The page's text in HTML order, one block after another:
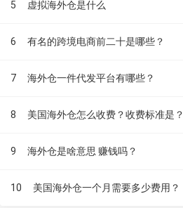
5 虚拟海外仓是什么
6 有名的跨境电商前二十是哪些？
7 海外仓一件代发平台有哪些？
8 美国海外仓怎么收费？收费标准是？
9 海外仓是啥意思 赚钱吗？
10 美国海外仓一个月需要多少费用？